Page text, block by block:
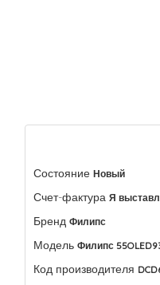
Состояние Новый
Счет-фактура Я
Бренд Филипс
Модель Филипс
Код производителя